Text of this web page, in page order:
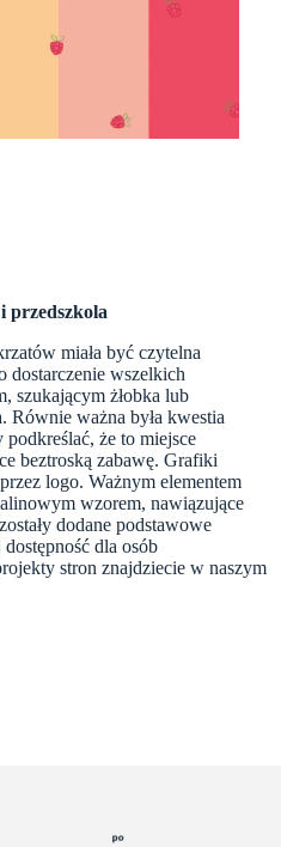
przedszkola
miała być czytelna
dostarczenie wszelkich
szukającym żłobka lub
Równie ważna była kwestia
że to miejsce
beztroską zabawę. Grafiki
logo. Ważnym elementem
wzorem, nawiązujące
dodane podstawowe
dla osób
stron znajdziecie w naszym